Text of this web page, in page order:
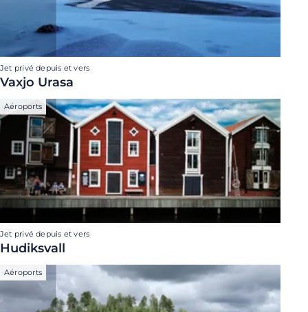
Jet privé depuis et vers
Vaxjo Urasa
Aéroports
Jet privé depuis et vers
Hudiksvall
Aéroports